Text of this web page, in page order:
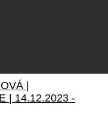
|
| 14.12.2023 -